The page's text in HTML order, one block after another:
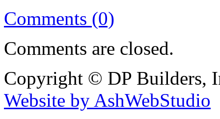
Comments (0)
Comments are closed.
Copyright © DP Builders,
Website by AshWebStudio